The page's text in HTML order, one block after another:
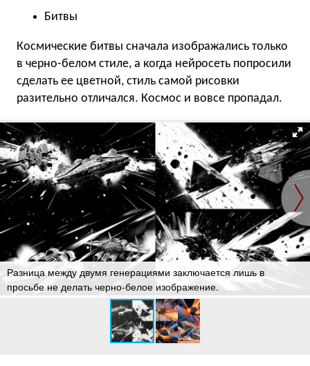
Битвы
Космические битвы сначала изображались только
в черно-белом стиле, а когда нейросеть попросили
сделать ее цветной, стиль самой рисовки
разительно отличался. Космос и вовсе пропадал.
Разница между двумя генерациями заключается лишь в
просьбе не делать черно-белое изображение.